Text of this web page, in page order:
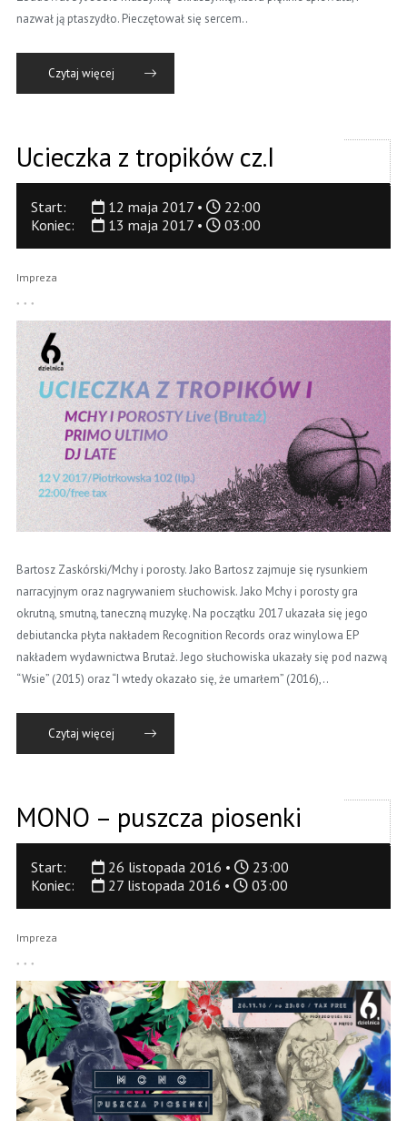
nazwał ją ptaszydło. Pieczętował się sercem..
Czytaj więcej
Ucieczka z tropików cz.I
Start: 12 maja 2017 •
22:00
Koniec:
13 maja 2017 • 03:00
Impreza
Bartosz Zaskórski/Mchy i porosty. Jako Bartosz zajmuje się rysunkiem
narracyjnym oraz nagrywaniem słuchowisk. Jako Mchy i porosty gra
okrutną, smutną, taneczną muzykę. Na początku 2017 ukazała się jego
debiutancka płyta nakładem Recognition Records oraz winylowa EP
nakładem wydawnictwa Brutaż. Jego słuchowiska ukazały się pod nazwą
“Wsie” (2015) oraz “I wtedy okazało się, że umarłem” (2016),..
Czytaj więcej
MONO – puszcza piosenki
Start: 26 listopada 2016 •
23:00
Koniec:
27 listopada 2016 • 03:00
Impreza